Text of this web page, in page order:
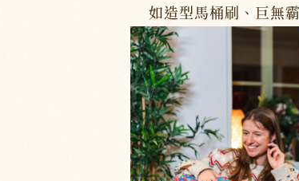
如造型馬桶刷、巨無